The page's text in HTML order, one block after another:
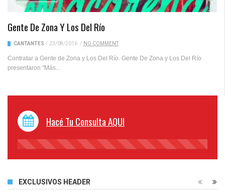
Gente De Zona Y Los Del Río
CANTANTES / 23/08/2016 / NO COMMENT
Contratar a Gente de Zona y Los Del Río. Gente De Zona y Los Del Río
presentaron "Más...
Hacé Tu Consulta AQUI
45%
EXCLUSIVOS HEADER